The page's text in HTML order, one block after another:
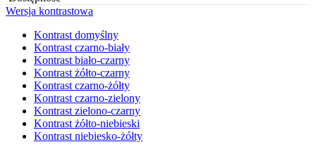
Wersja kontrastowa
Kontrast domyślny
Kontrast czarno-biały
Kontrast biało-czarny
Kontrast żółto-czarny
Kontrast czarno-żółty
Kontrast czarno-zielony
Kontrast zielono-czarny
Kontrast żółto-niebieski
Kontrast niebiesko-żółty